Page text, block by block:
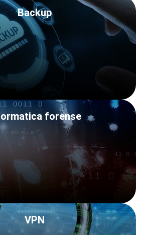
Backup
forense
VPN